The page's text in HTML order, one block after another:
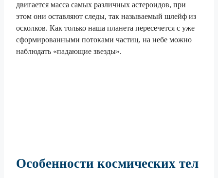
двигается масса самых различных астероидов, при
этом они оставляют следы, так называемый шлейф из
осколков. Как только наша планета пересечется с уже
сформированными потоками частиц, на небе можно
наблюдать «падающие звезды».
Особенности космических тел